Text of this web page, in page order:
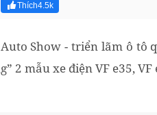
Thích4.5k
Show - triển lãm ô tô
2 mẫu xe điện VF e35,